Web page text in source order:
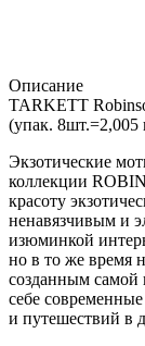
Описание
TARKETT
(упак. 8шт.=2,005
Экзотические
коллекции
красоту
ненавязчивым и
изюминкой
но в то же время
созданным самой
себе
и путешествий в